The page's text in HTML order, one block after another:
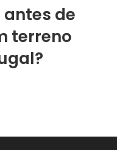
antes de
terreno